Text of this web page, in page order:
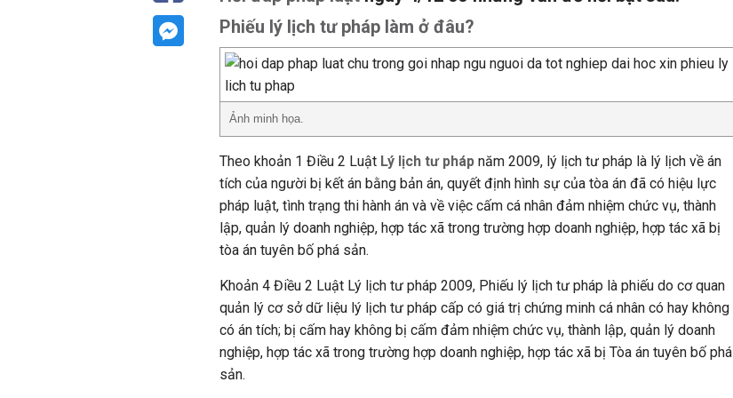
Phiếu lý lịch tư pháp làm ở đâu?
Ảnh minh họa.
Theo khoản 1 Điều 2 Luật Lý lịch tư pháp năm 2009, lý lịch tư pháp là lý lịch về án
tích của người bị kết án bằng bản án, quyết định hình sự của tòa án đã có hiệu lực
pháp luật, tình trạng thi hành án và về việc cấm cá nhân đảm nhiệm chức vụ, thành
lập, quản lý doanh nghiệp, hợp tác xã trong trường hợp doanh nghiệp, hợp tác xã bị
tòa án tuyên bố phá sản.
Khoản 4 Điều 2 Luật Lý lịch tư pháp 2009, Phiếu lý lịch tư pháp là phiếu do cơ quan
quản lý cơ sở dữ liệu lý lịch tư pháp cấp có giá trị chứng minh cá nhân có hay không
có án tích; bị cấm hay không bị cấm đảm nhiệm chức vụ, thành lập, quản lý doanh
nghiệp, hợp tác xã trong trường hợp doanh nghiệp, hợp tác xã bị Tòa án tuyên bố phá
sản.